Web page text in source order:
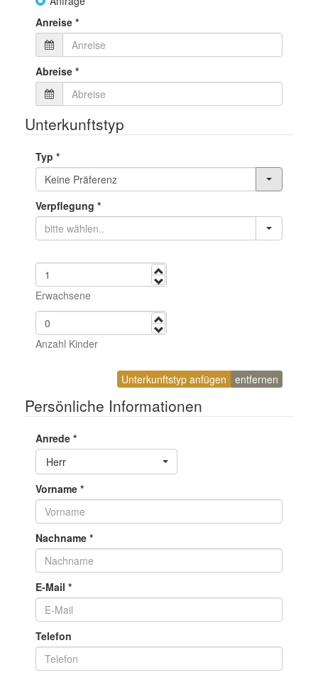
Anreise *
Abreise *
Unterkunftstyp
Typ *
Verpflegung *
mehr
weniger
Erwachsene
mehr
weniger
Anzahl Kinder
Unterkunftstyp anfügen entfernen
Persönliche Informationen
Anrede *
HerrToggle Dropdown
Vorname *
Nachname *
E-Mail *
Telefon